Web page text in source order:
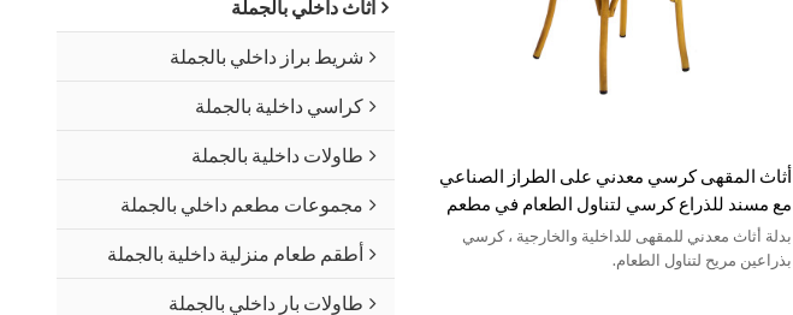
أثاث داخلي بالجملة
شريط براز داخلي بالجملة
كراسي داخلية بالجملة
طاولات داخلية بالجملة
مجموعات مطعم داخلي بالجملة
أطقم طعام منزلية داخلية بالجملة
طاولات بار داخلي بالجملة
أثاث المقهى كرسي معدني على الطراز الصناعي
مع مسند للذراع كرسي لتناول الطعام في مطعم
بدلة أثاث معدني للمقهى للداخلية والخارجية ، كرسي
بذراعين مريح لتناول الطعام.